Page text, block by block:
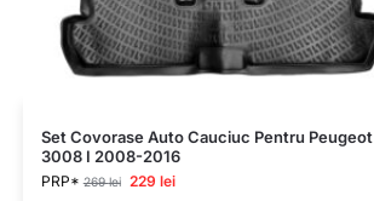
Set Covorase Auto Cauciuc Pentru Peugeot
3008 I 2008-2016
PRP*269lei 229 lei